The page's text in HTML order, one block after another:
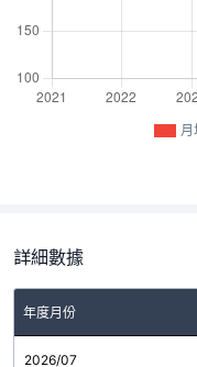
月
詳細數據
年度月份
2026/07